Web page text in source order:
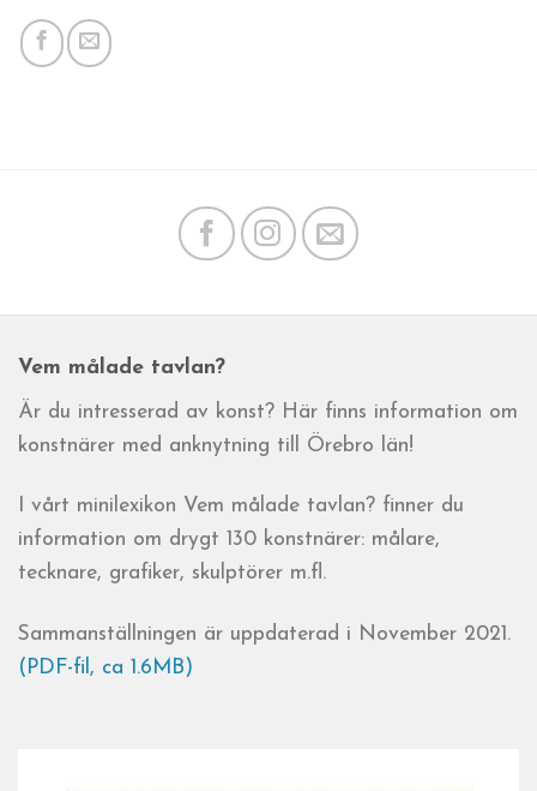
Vem målade tavlan?
Är du intresserad av konst? Här finns information om
konstnärer med anknytning till Örebro län!
I vårt minilexikon Vem målade tavlan? finner du
information om drygt 130 konstnärer: målare,
tecknare, grafiker, skulptörer m.fl.
Sammanställningen är uppdaterad i November 2021.
(PDF-fil, ca 1.6MB)